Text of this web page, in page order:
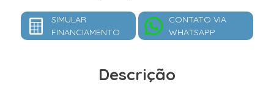
SIMULAR
FINANCIAMENTO
CONTATO VIA
WHATSAPP
Descrição